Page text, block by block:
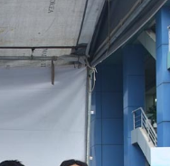
châu tròn đều,
lượng tuyệt hảo
30 Tháng 7, 2026
Công nghệ
VinaOrganic –
sản xuất sữa
vị, chất lượng cao